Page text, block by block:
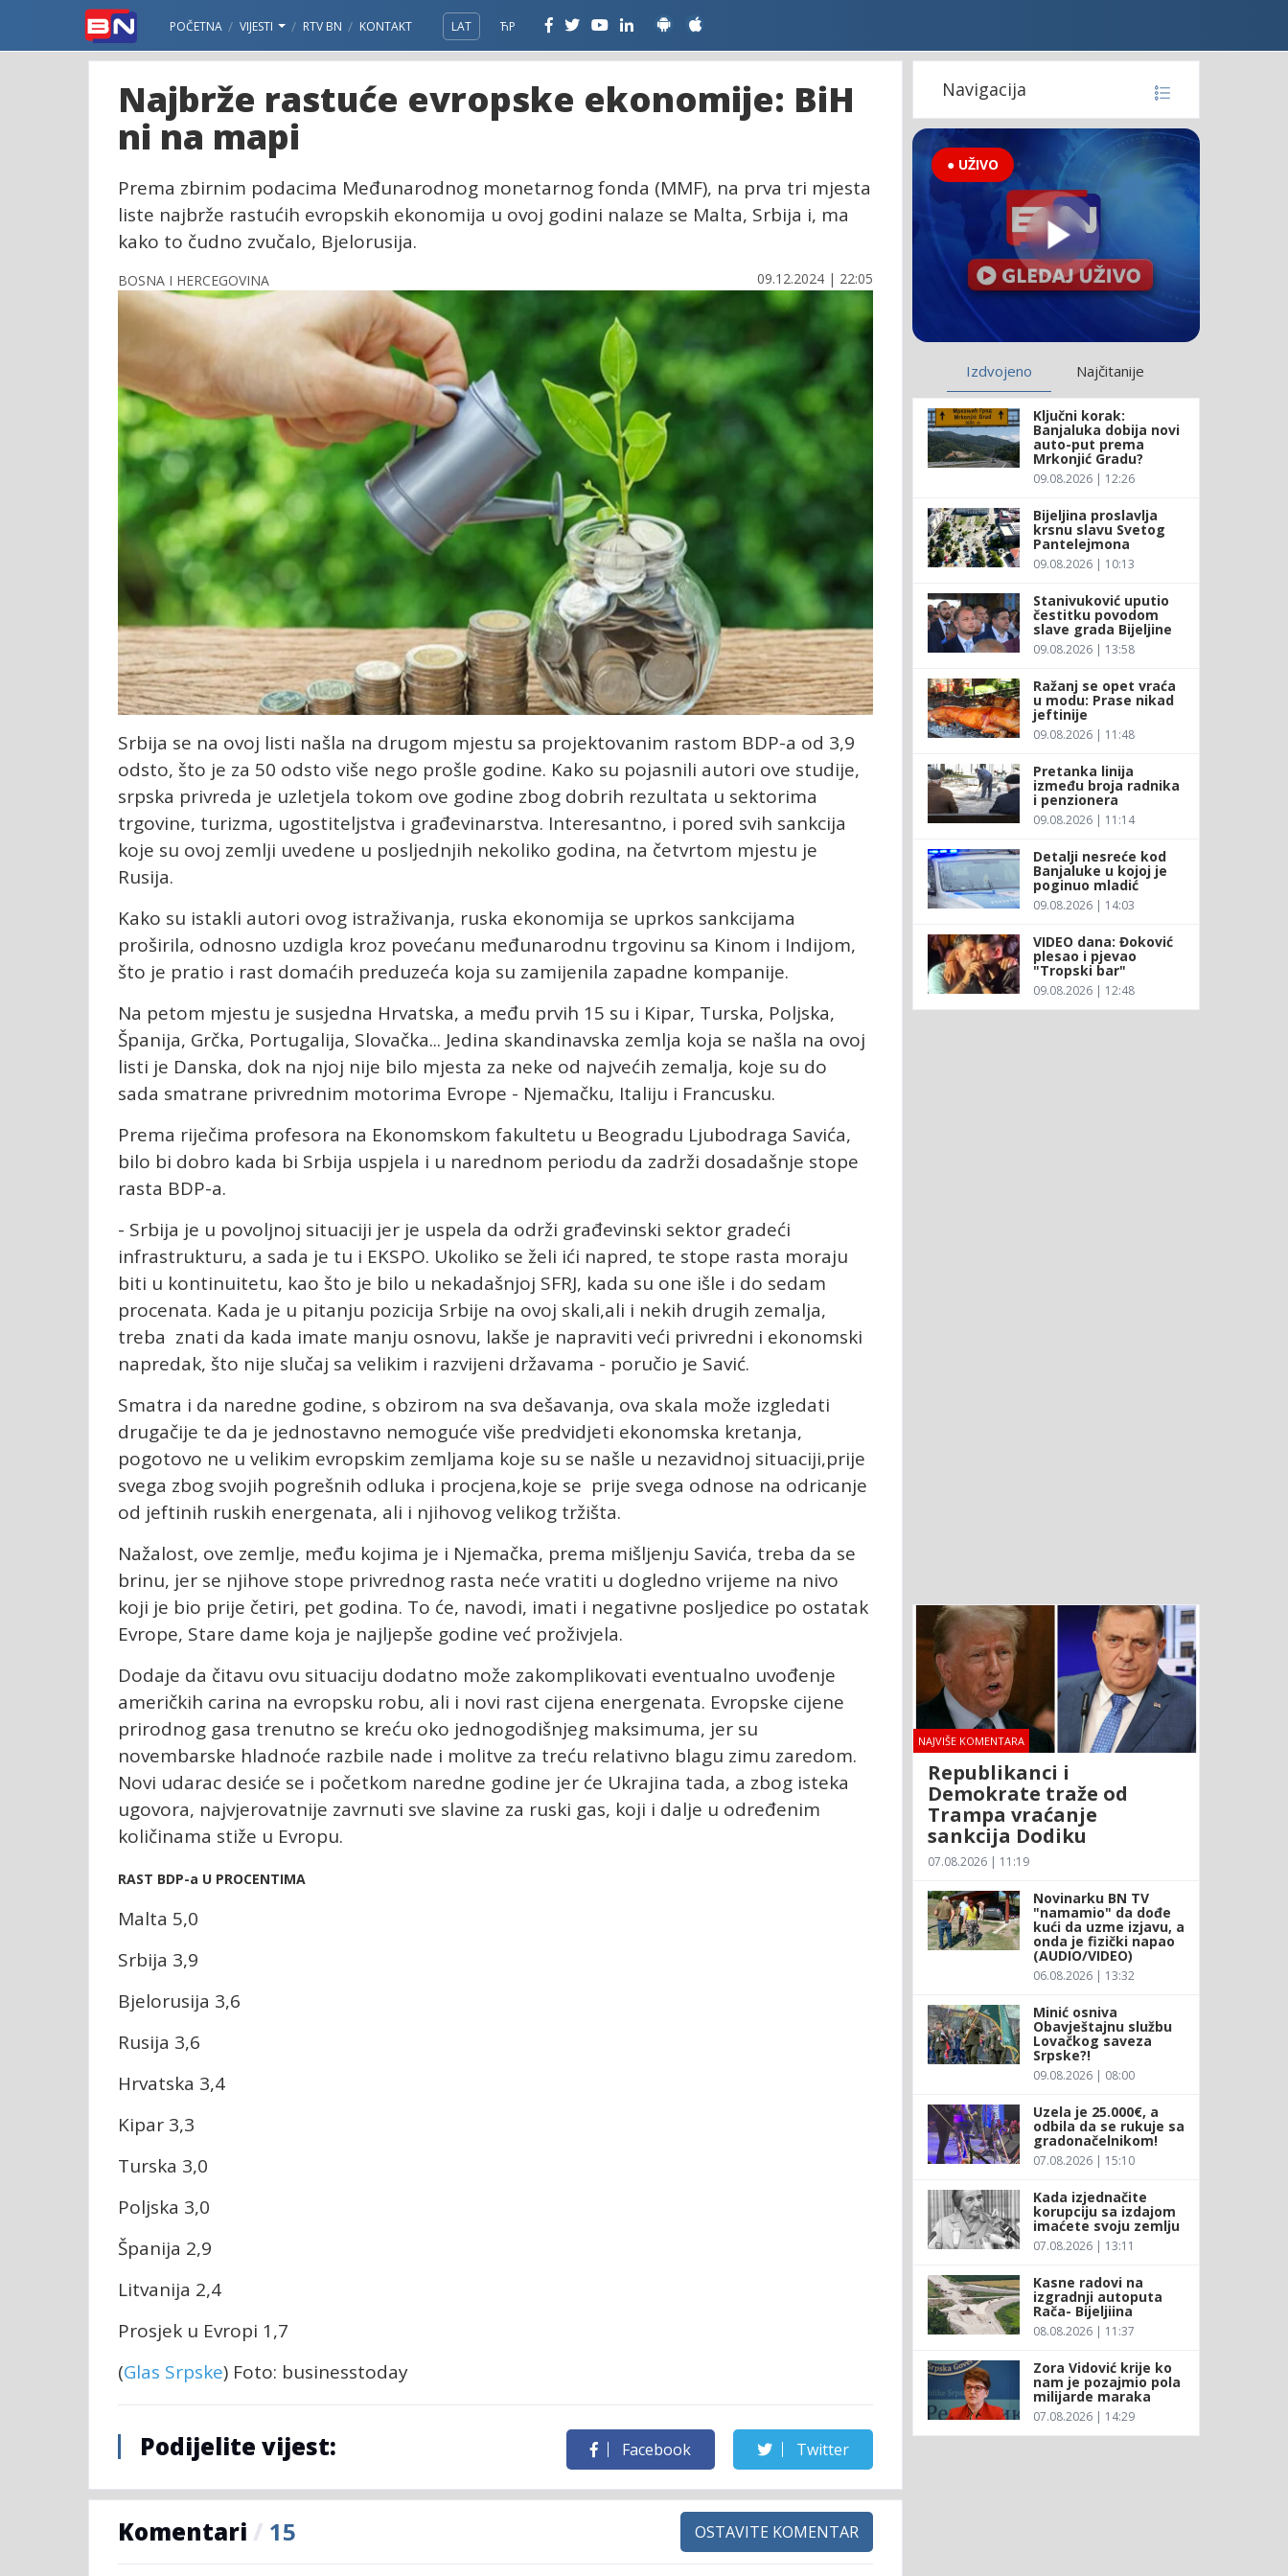
POČETNA VIJESTI RTV BN KONTAKT LAT ЋР
Najbrže rastuće evropske ekonomije: BiH
ni na mapi
Prema zbirnim podacima Međunarodnog monetarnog fonda (MMF), na prva tri mjesta
liste najbrže rastućih evropskih ekonomija u ovoj godini nalaze se Malta, Srbija i, ma
kako to čudno zvučalo, Bjelorusija.
BOSNA I HERCEGOVINA 09.12.2024 | 22:05
Srbija se na ovoj listi našla na drugom mjestu sa projektovanim rastom BDP-a od 3,9
odsto, što je za 50 odsto više nego prošle godine. Kako su pojasnili autori ove studije,
srpska privreda je uzletjela tokom ove godine zbog dobrih rezultata u sektorima
trgovine, turizma, ugostiteljstva i građevinarstva. Interesantno, i pored svih sankcija
koje su ovoj zemlji uvedene u posljednjih nekoliko godina, na četvrtom mjestu je
Rusija.
Kako su istakli autori ovog istraživanja, ruska ekonomija se uprkos sankcijama
proširila, odnosno uzdigla kroz povećanu međunarodnu trgovinu sa Kinom i Indijom,
što je pratio i rast domaćih preduzeća koja su zamijenila zapadne kompanije.
Na petom mjestu je susjedna Hrvatska, a među prvih 15 su i Kipar, Turska, Poljska,
Španija, Grčka, Portugalija, Slovačka... Jedina skandinavska zemlja koja se našla na ovoj
listi je Danska, dok na njoj nije bilo mjesta za neke od najvećih zemalja, koje su do
sada smatrane privrednim motorima Evrope - Njemačku, Italiju i Francusku.
Prema riječima profesora na Ekonomskom fakultetu u Beogradu Ljubodraga Savića,
bilo bi dobro kada bi Srbija uspjela i u narednom periodu da zadrži dosadašnje stope
rasta BDP-a.
- Srbija je u povoljnoj situaciji jer je uspela da održi građevinski sektor gradeći
infrastrukturu, a sada je tu i EKSPO. Ukoliko se želi ići napred, te stope rasta moraju
biti u kontinuitetu, kao što je bilo u nekadašnjoj SFRJ, kada su one išle i do sedam
procenata. Kada je u pitanju pozicija Srbije na ovoj skali,ali i nekih drugih zemalja,
treba znati da kada imate manju osnovu, lakše je napraviti veći privredni i ekonomski
napredak, što nije slučaj sa velikim i razvijeni državama - poručio je Savić.
Smatra i da naredne godine, s obzirom na sva dešavanja, ova skala može izgledati
drugačije te da je jednostavno nemoguće više predvidjeti ekonomska kretanja,
pogotovo ne u velikim evropskim zemljama koje su se našle u nezavidnoj situaciji,prije
svega zbog svojih pogrešnih odluka i procjena,koje se prije svega odnose na odricanje
od jeftinih ruskih energenata, ali i njihovog velikog tržišta.
Nažalost, ove zemlje, među kojima je i Njemačka, prema mišljenju Savića, treba da se
brinu, jer se njihove stope privrednog rasta neće vratiti u dogledno vrijeme na nivo
koji je bio prije četiri, pet godina. To će, navodi, imati i negativne posljedice po ostatak
Evrope, Stare dame koja je najljepše godine već proživjela.
Dodaje da čitavu ovu situaciju dodatno može zakomplikovati eventualno uvođenje
američkih carina na evropsku robu, ali i novi rast cijena energenata. Evropske cijene
prirodnog gasa trenutno se kreću oko jednogodišnjeg maksimuma, jer su
novembarske hladnoće razbile nade i molitve za treću relativno blagu zimu zaredom.
Novi udarac desiće se i početkom naredne godine jer će Ukrajina tada, a zbog isteka
ugovora, najvjerovatnije zavrnuti sve slavine za ruski gas, koji i dalje u određenim
količinama stiže u Evropu.
RAST BDP-a U PROCENTIMA
Malta 5,0
Srbija 3,9
Bjelorusija 3,6
Rusija 3,6
Hrvatska 3,4
Kipar 3,3
Turska 3,0
Poljska 3,0
Španija 2,9
Litvanija 2,4
Prosjek u Evropi 1,7
(Glas Srpske) Foto: businesstoday
Podijelite vijest: Facebook Twitter
Komentari / 15 OSTAVITE KOMENTAR
Navigacija
● UŽIVO
Izdvojeno Najčitanije
Ključni korak:
Banjaluka dobija novi
auto-put prema
Mrkonjić Gradu?
09.08.2026 | 12:26
Bijeljina proslavlja
krsnu slavu Svetog
Pantelejmona
09.08.2026 | 10:13
Stanivuković uputio
čestitku povodom
slave grada Bijeljine
09.08.2026 | 13:58
Ražanj se opet vraća
u modu: Prase nikad
jeftinije
09.08.2026 | 11:48
Pretanka linija
između broja radnika
i penzionera
09.08.2026 | 11:14
Detalji nesreće kod
Banjaluke u kojoj je
poginuo mladić
09.08.2026 | 14:03
VIDEO dana: Đoković
plesao i pjevao
"Tropski bar"
09.08.2026 | 12:48
NAJVIŠE KOMENTARA
Republikanci i
Demokrate traže od
Trampa vraćanje
sankcija Dodiku
07.08.2026 | 11:19
Novinarku BN TV
"namamio" da dođe
kući da uzme izjavu, a
onda je fizički napao
(AUDIO/VIDEO)
06.08.2026 | 13:32
Minić osniva
Obavještajnu službu
Lovačkog saveza
Srpske?!
09.08.2026 | 08:00
Uzela je 25.000€, a
odbila da se rukuje sa
gradonačelnikom!
07.08.2026 | 15:10
Kada izjednačite
korupciju sa izdajom
imaćete svoju zemlju
07.08.2026 | 13:11
Kasne radovi na
izgradnji autoputa
Rača- Bijeljiina
08.08.2026 | 11:37
Zora Vidović krije ko
nam je pozajmio pola
milijarde maraka
07.08.2026 | 14:29